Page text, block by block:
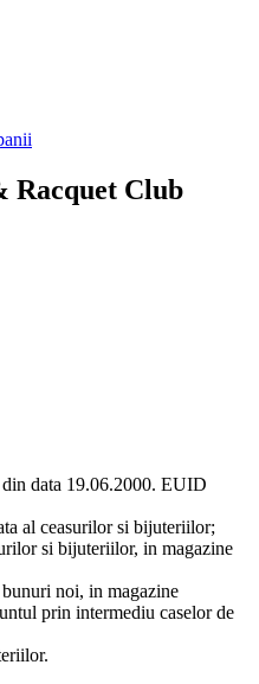
Racquet Club
data 19.06.2000. EUID
al ceasurilor si bijuteriilor;
si bijuteriilor, in magazine
noi, in magazine
prin intermediu caselor de